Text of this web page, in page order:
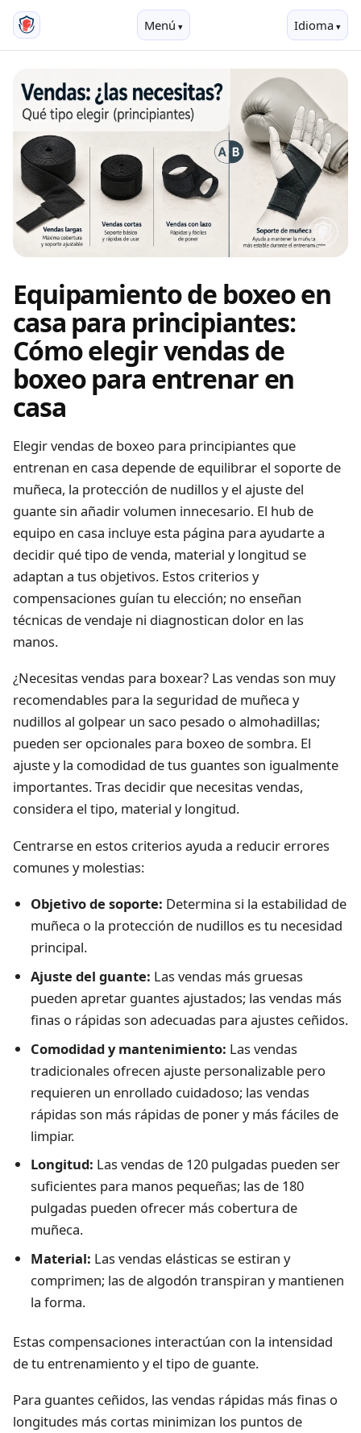
Menú Idioma
Equipamiento de boxeo en
casa para principiantes:
Cómo elegir vendas de
boxeo para entrenar en
casa
Elegir vendas de boxeo para principiantes que
entrenan en casa depende de equilibrar el soporte de
muñeca, la protección de nudillos y el ajuste del
guante sin añadir volumen innecesario. El hub de
equipo en casa incluye esta página para ayudarte a
decidir qué tipo de venda, material y longitud se
adaptan a tus objetivos. Estos criterios y
compensaciones guían tu elección; no enseñan
técnicas de vendaje ni diagnostican dolor en las
manos.
¿Necesitas vendas para boxear? Las vendas son muy
recomendables para la seguridad de muñeca y
nudillos al golpear un saco pesado o almohadillas;
pueden ser opcionales para boxeo de sombra. El
ajuste y la comodidad de tus guantes son igualmente
importantes. Tras decidir que necesitas vendas,
considera el tipo, material y longitud.
Centrarse en estos criterios ayuda a reducir errores
comunes y molestias:
Objetivo de soporte: Determina si la estabilidad de
muñeca o la protección de nudillos es tu necesidad
principal.
Ajuste del guante: Las vendas más gruesas
pueden apretar guantes ajustados; las vendas más
finas o rápidas son adecuadas para ajustes ceñidos.
Comodidad y mantenimiento: Las vendas
tradicionales ofrecen ajuste personalizable pero
requieren un enrollado cuidadoso; las vendas
rápidas son más rápidas de poner y más fáciles de
limpiar.
Longitud: Las vendas de 120 pulgadas pueden ser
suficientes para manos pequeñas; las de 180
pulgadas pueden ofrecer más cobertura de
muñeca.
Material: Las vendas elásticas se estiran y
comprimen; las de algodón transpiran y mantienen
la forma.
Estas compensaciones interactúan con la intensidad
de tu entrenamiento y el tipo de guante.
Para guantes ceñidos, las vendas rápidas más finas o
longitudes más cortas minimizan los puntos de